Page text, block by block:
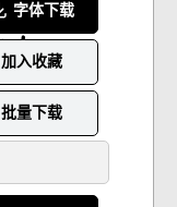
字体下载
加入收藏
批量下载